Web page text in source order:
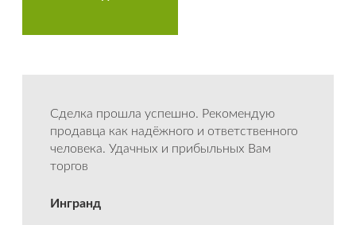
Сделка прошла успешно. Рекомендую
продавца как надёжного и ответственного
человека. Удачных и прибыльных Вам
торгов
Ингранд